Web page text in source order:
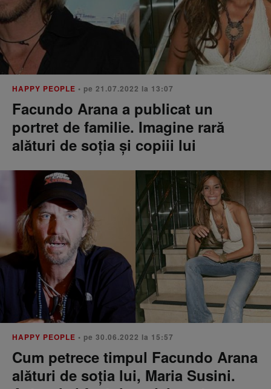
HAPPY PEOPLE • pe 21.07.2022 la 13:07
Facundo Arana a publicat un
portret de familie. Imagine rară
alături de soția și copiii lui
HAPPY PEOPLE • pe 30.06.2022 la 15:57
Cum petrece timpul Facundo Arana
alături de soția lui, Maria Susini.